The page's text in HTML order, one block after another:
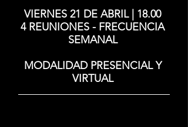
VIERNES 21 DE ABRIL | 18.00
4 REUNIONES - FRECUENCIA
SEMANAL
MODALIDAD PRESENCIAL Y
VIRTUAL